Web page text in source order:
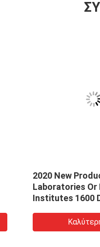
2020 New
Laboratories Or
Institutes 1600
Muffle Furnace